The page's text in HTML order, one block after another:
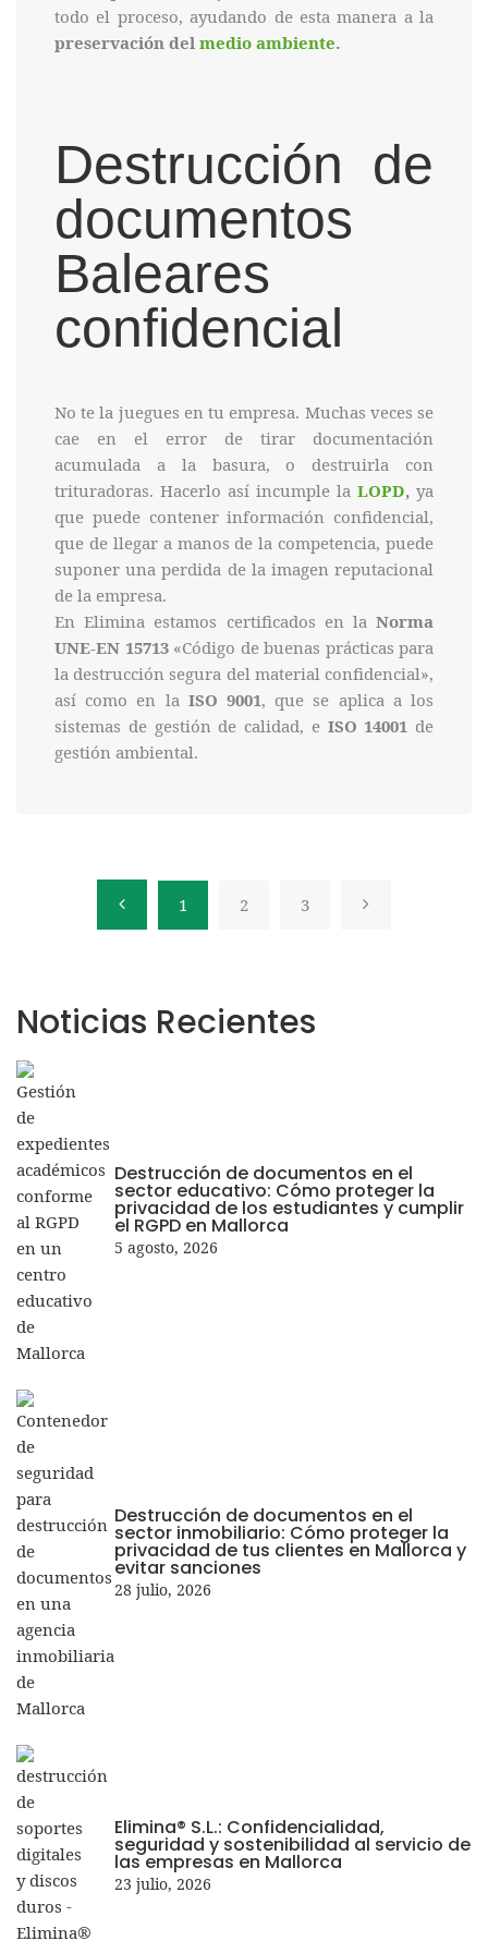
todo el proceso, ayudando de esta manera a la
preservación del medio ambiente.
Destrucción de
documentos
Baleares
confidencial
No te la juegues en tu empresa. Muchas veces se
cae en el error de tirar documentación
acumulada a la basura, o destruirla con
trituradoras. Hacerlo así incumple la LOPD, ya
que puede contener información confidencial,
que de llegar a manos de la competencia, puede
suponer una perdida de la imagen reputacional
de la empresa.
En Elimina estamos certificados en la Norma
UNE-EN 15713«Código de buenas prácticas para
la destrucción segura del material confidencial»,
así como en la ISO 9001, que se aplica a los
sistemas de gestión de calidad, e ISO 14001 de
gestión ambiental.
1 2 3
Noticias Recientes
Destrucción de documentos en el
sector educativo: Cómo proteger la
privacidad de los estudiantes y cumplir
el RGPD en Mallorca
5 agosto, 2026
Destrucción de documentos en el
sector inmobiliario: Cómo proteger la
privacidad de tus clientes en Mallorca y
evitar sanciones
28 julio, 2026
Elimina® S.L.: Confidencialidad,
seguridad y sostenibilidad al servicio de
las empresas en Mallorca
23 julio, 2026